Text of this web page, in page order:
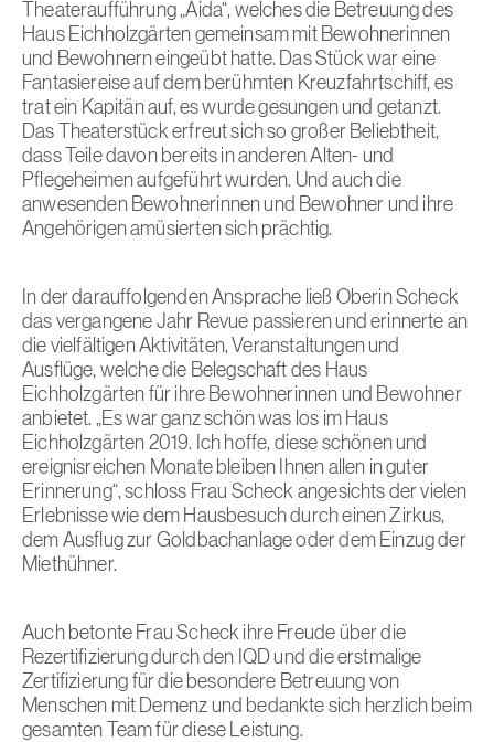
Theateraufführung „Aida“, welches die Betreuung des
Haus Eichholzgärten gemeinsam mit Bewohnerinnen
und Bewohnern eingeübt hatte. Das Stück war eine
Fantasiereise auf dem berühmten Kreuzfahrtschiff, es
trat ein Kapitän auf, es wurde gesungen und getanzt.
Das Theaterstück erfreut sich so großer Beliebtheit,
dass Teile davon bereits in anderen Alten- und
Pflegeheimen aufgeführt wurden. Und auch die
anwesenden Bewohnerinnen und Bewohner und ihre
Angehörigen amüsierten sich prächtig.
In der darauffolgenden Ansprache ließ Oberin Scheck
das vergangene Jahr Revue passieren und erinnerte an
die vielfältigen Aktivitäten, Veranstaltungen und
Ausflüge, welche die Belegschaft des Haus
Eichholzgärten für ihre Bewohnerinnen und Bewohner
anbietet. „Es war ganz schön was los im Haus
Eichholzgärten 2019. Ich hoffe, diese schönen und
ereignisreichen Monate bleiben Ihnen allen in guter
Erinnerung“, schloss Frau Scheck angesichts der vielen
Erlebnisse wie dem Hausbesuch durch einen Zirkus,
dem Ausflug zur Goldbachanlage oder dem Einzug der
Miethühner.
Auch betonte Frau Scheck ihre Freude über die
Rezertifizierung durch den IQD und die erstmalige
Zertifizierung für die besondere Betreuung von
Menschen mit Demenz und bedankte sich herzlich beim
gesamten Team für diese Leistung.